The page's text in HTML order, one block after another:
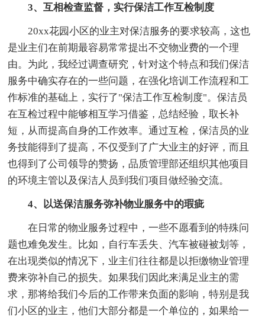
3、互相检查监督，实行保洁工作互检制度
20xx花园小区的业主对保洁服务的要求较高，这也
是业主们在前期最容易常常提出不交物业费的一个理
由。为此，我经过调查研究，针对这个特点和我们保洁
服务中确实存在的一些问题，在强化培训工作流程和工
作标准的基础上，实行了"保洁工作互检制度"。保洁员
在互检过程中能够相互学习借鉴，总结经验，取长补
短，从而提高自身的工作效率。通过互检，保洁员的业
务技能得到了提高，不仅受到了广大业主的好评，而且
也得到了公司领导的赞扬，品质管理部还组织其他项目
的环境主管以及保洁人员到我们项目做经验交流。
4、以送保洁服务弥补物业服务中的瑕疵
在日常的物业服务过程中，一些不愿看到的特殊问
题也难免发生。比如，自行车丢失、汽车被碰被划等，
在出现类似的情况下，业主们往往都是以拒缴物业管理
费来弥补自己的损失。如果我们因此来满足业主的需
求，那将给我们今后的工作带来负面的影响，特别是我
们小区的业主，他们大部分都是一个单位的，如果给一